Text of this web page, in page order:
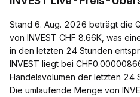
Stand 6. Aug. 2026 beträgt die
von INVEST CHF 8.66K, was
in den letzten 24 Stunden
INVEST liegt bei
Handelsvolumen der letzten 24
Die umlaufende Menge von